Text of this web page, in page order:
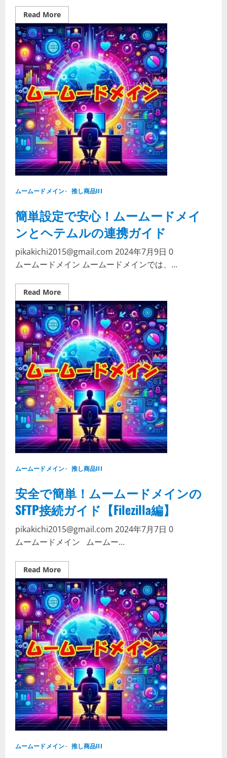
Read MoreRead
more
about
ム
ー
ム
ー
ド
メ
イ
ン
で
簡
単
に
ド
メ
イ
ン
情
を
変
更
よ
ムームードメイン 推し商品III
簡単設定で安心！ムームードメイ
ンとヘテムルの連携ガイド
pikakichi2015@gmail.com 2024年7月9日 0
ムームードメイン ムームードメインでは、…
Read MoreRead
more
about
簡
単
設
定
で
安
心！
ム
ー
ム
ー
ド
メ
イ
ン
と
ヘ
ム
ル
の
携
ド
ムームードメイン 推し商品III
安全で簡単！ムームードメインの
SFTP接続ガイド【Filezilla編】
pikakichi2015@gmail.com 2024年7月7日 0
ムームードメイン ムームー…
Read MoreRead
more
about
安
全
で
簡
単！
ム
ー
ム
ー
ド
メ
イ
ン
の
SFTP
接
続
イ
ド
【Filezilla
ムームードメイン 推し商品III